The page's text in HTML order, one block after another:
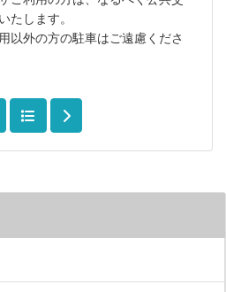
たします。
以外の方の駐車はご遠慮くださ